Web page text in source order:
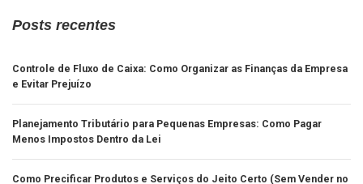
Posts recentes
Controle de Fluxo de Caixa: Como Organizar as Finanças da Empresa
e Evitar Prejuízo
Planejamento Tributário para Pequenas Empresas: Como Pagar
Menos Impostos Dentro da Lei
Como Precificar Produtos e Serviços do Jeito Certo (Sem Vender no